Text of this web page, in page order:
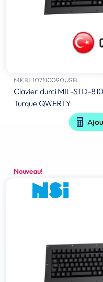
MKBL107N0090USB
Clavier durci MIL-STD-
Turque QWERTY
Nouveau!